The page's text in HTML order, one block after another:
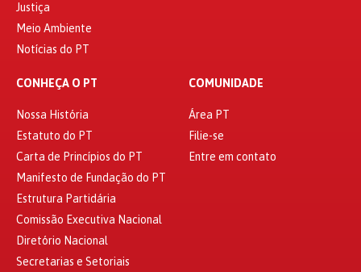
Justiça
Meio Ambiente
Notícias do PT
CONHEÇA O PT
Nossa História
Estatuto do PT
Carta de Princípios do PT
Manifesto de Fundação do PT
Estrutura Partidária
Comissão Executiva Nacional
Diretório Nacional
Secretarias e Setoriais
COMUNIDADE
Área PT
Filie-se
Entre em contato